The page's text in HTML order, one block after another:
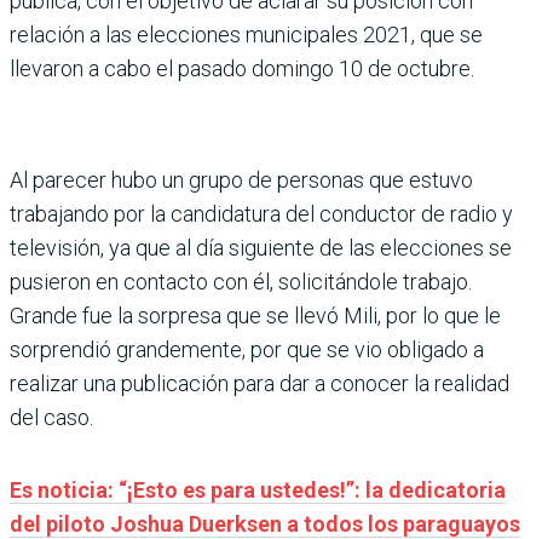
relación a las elecciones municipales 2021, que se
llevaron a cabo el pasado domingo 10 de octubre.
Al parecer hubo un grupo de personas que estuvo
trabajando por la candidatura del conductor de radio y
televisión, ya que al día siguiente de las elecciones se
pusieron en contacto con él, solicitándole trabajo.
Grande fue la sorpresa que se llevó Mili, por lo que le
sorprendió grandemente, por que se vio obligado a
realizar una publicación para dar a conocer la realidad
del caso.
Es noticia: “¡Esto es para ustedes!”: la dedicatoria
del piloto Joshua Duerksen a todos los paraguayos